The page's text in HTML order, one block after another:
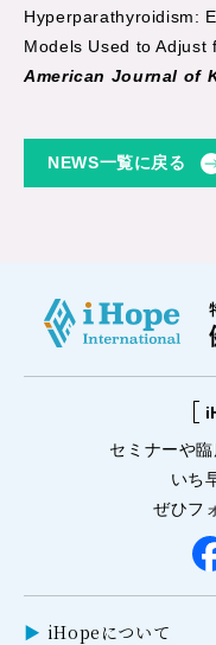
Hyperparathyroidism:
Models Used to Adjust
American Journal of
NEWS一覧に戻る
セミナーや
いち
ぜひフ
iHopeについて